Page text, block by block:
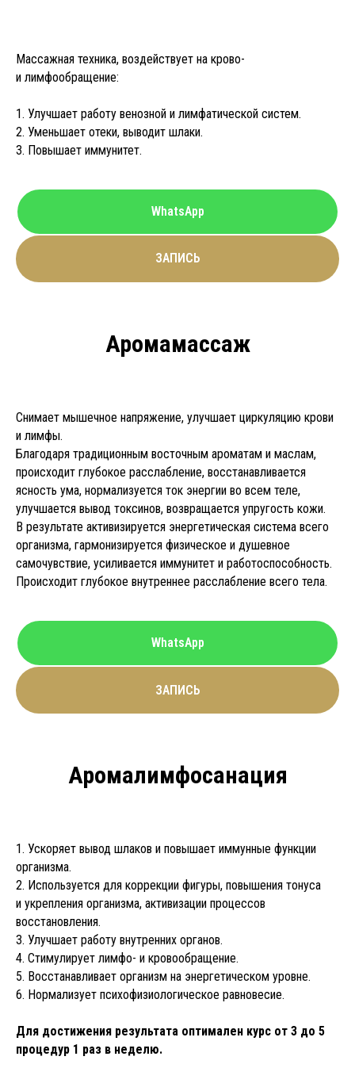
Массажная техника, воздействует на крово-
и лимфообращение:
1. Улучшает работу венозной и лимфатической систем.
2. Уменьшает отеки, выводит шлаки.
3. Повышает иммунитет.
WhatsApp
ЗАПИСЬ
Аромамассаж
Снимает мышечное напряжение, улучшает циркуляцию крови
и лимфы.
Благодаря традиционным восточным ароматам и маслам,
происходит глубокое расслабление, восстанавливается
ясность ума, нормализуется ток энергии во всем теле,
улучшается вывод токсинов, возвращается упругость кожи.
В результате активизируется энергетическая система всего
организма, гармонизируется физическое и душевное
самочувствие, усиливается иммунитет и работоспособность.
Происходит глубокое внутреннее расслабление всего тела.
WhatsApp
ЗАПИСЬ
Аромалимфосанация
1. Ускоряет вывод шлаков и повышает иммунные функции
организма.
2. Используется для коррекции фигуры, повышения тонуса
и укрепления организма, активизации процессов
восстановления.
3. Улучшает работу внутренних органов.
4. Стимулирует лимфо- и кровообращение.
5. Восстанавливает организм на энергетическом уровне.
6. Нормализует психофизиологическое равновесие.
Для достижения результата оптимален курс от 3 до 5
процедур 1 раз в неделю.